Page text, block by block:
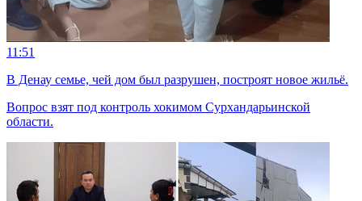
11:51
В Денау семье, чей дом был разрушен, построят новое жильё.
Вопрос взят под контроль хокимом Сурхандарьинской
области.